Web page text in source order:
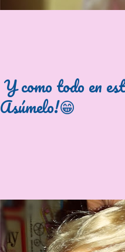
Y como todo en
Asúmelo!😁